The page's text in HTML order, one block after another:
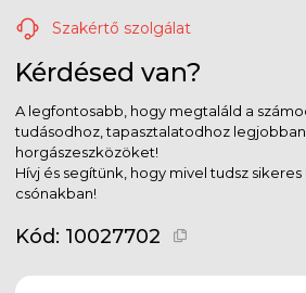
Szakértő szolgálat
Kérdésed van?
A legfontosabb, hogy megtaláld a
tudásodhoz, tapasztalatodhoz
horgászeszközöket!
Hívj és segítünk, hogy mivel tudsz
csónakban!
Kód: 10027702